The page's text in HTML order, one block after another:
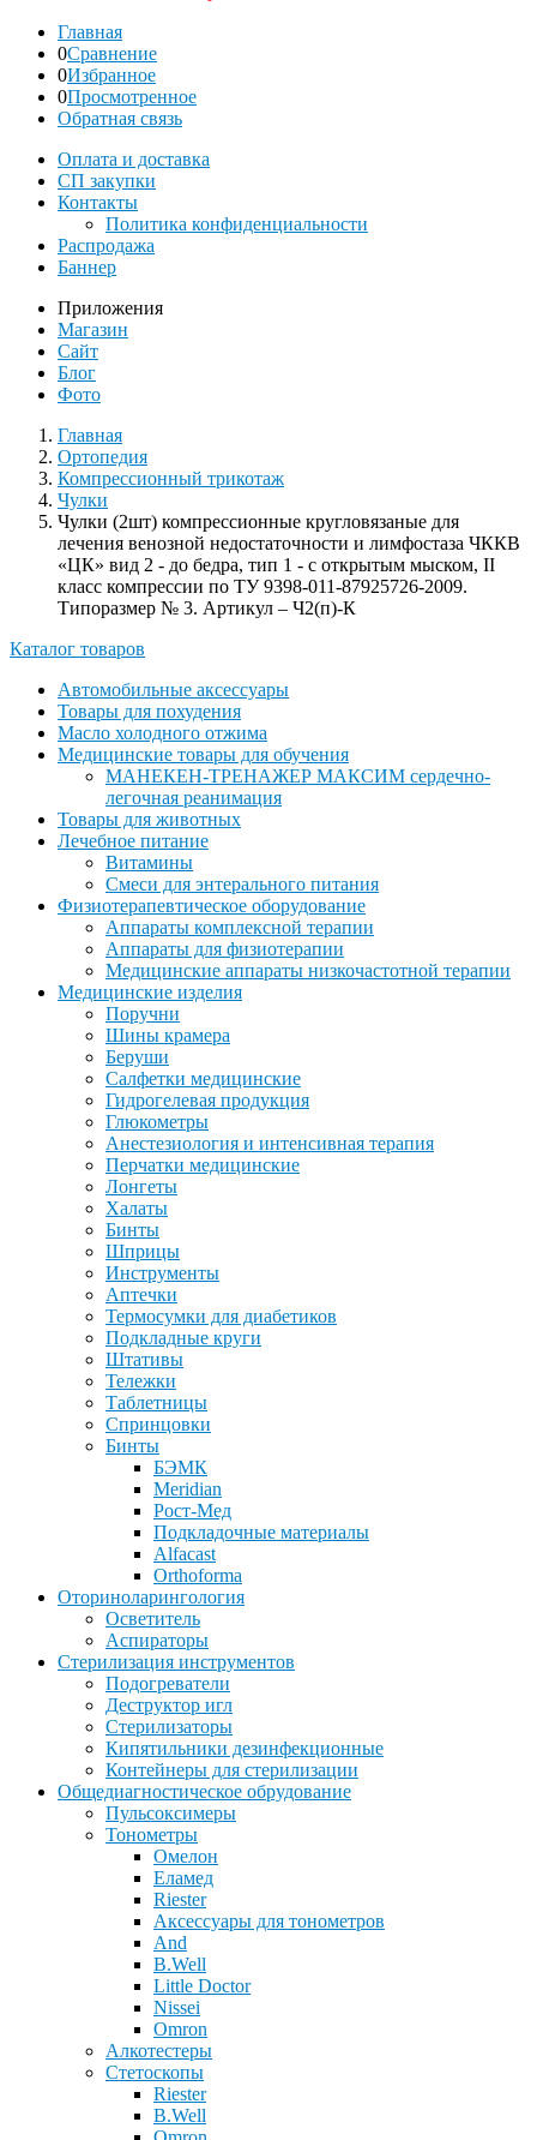
Главная
0Сравнение
0Избранное
0Просмотренное
Обратная связь
Оплата и доставка
СП закупки
Контакты
Политика конфиденциальности
Распродажа
Баннер
Приложения
Магазин
Сайт
Блог
Фото
Главная
Ортопедия
Компрессионный трикотаж
Чулки
Чулки (2шт) компрессионные кругловязаные для
лечения венозной недостаточности и лимфостаза ЧККВ
«ЦК» вид 2 - до бедра, тип 1 - с открытым мыском, II
класс компрессии по ТУ 9398-011-87925726-2009.
Типоразмер № 3. Артикул – Ч2(п)-К
Каталог товаров
Автомобильные аксессуары
Товары для похудения
Масло холодного отжима
Медицинские товары для обучения
МАНЕКЕН-ТРЕНАЖЕР МАКСИМ сердечно-
легочная реанимация
Товары для животных
Лечебное питание
Витамины
Смеси для энтерального питания
Физиотерапевтическое оборудование
Аппараты комплексной терапии
Аппараты для физиотерапии
Медицинские аппараты низкочастотной терапии
Медицинские изделия
Поручни
Шины крамера
Беруши
Салфетки медицинские
Гидрогелевая продукция
Глюкометры
Анестезиология и интенсивная терапия
Перчатки медицинские
Лонгеты
Халаты
Бинты
Шприцы
Инструменты
Аптечки
Термосумки для диабетиков
Подкладные круги
Штативы
Тележки
Таблетницы
Спринцовки
Бинты
БЭМК
Meridian
Рост-Мед
Подкладочные материалы
Alfacast
Orthoforma
Оториноларингология
Осветитель
Аспираторы
Стерилизация инструментов
Подогреватели
Деструктор игл
Стерилизаторы
Кипятильники дезинфекционные
Контейнеры для стерилизации
Общедиагностическое обрудование
Пульсоксимеры
Тонометры
Омелон
Еламед
Riester
Аксессуары для тонометров
And
B.Well
Little Doctor
Nissei
Omron
Алкотестеры
Стетоскопы
Riester
B.Well